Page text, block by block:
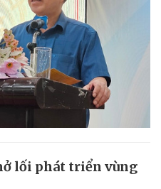
lối phát triển vùng